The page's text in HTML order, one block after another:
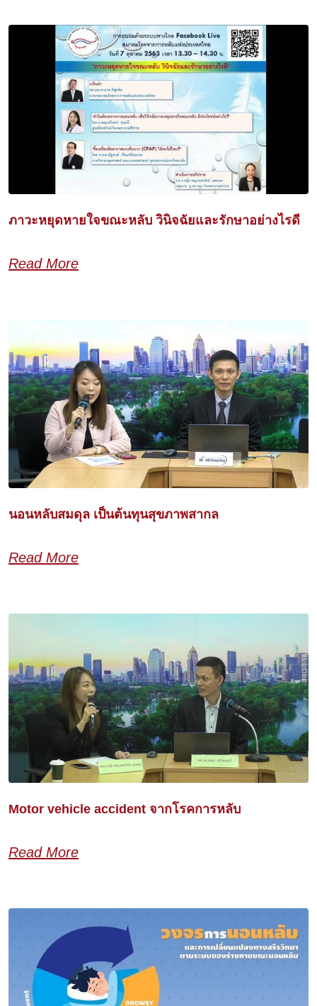
ภาวะหยุดหายใจขณะหลับ วินิจฉัยและรักษาอย่างไรดี
Read More
นอนหลับสมดุล เป็นต้นทุนสุขภาพสากล
Read More
Motor vehicle accident จากโรคการหลับ
Read More